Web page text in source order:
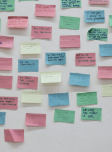
2023
2024
2025